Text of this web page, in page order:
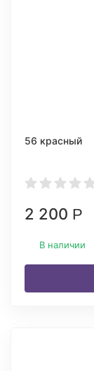
56 красный
2 200 Р
В наличии